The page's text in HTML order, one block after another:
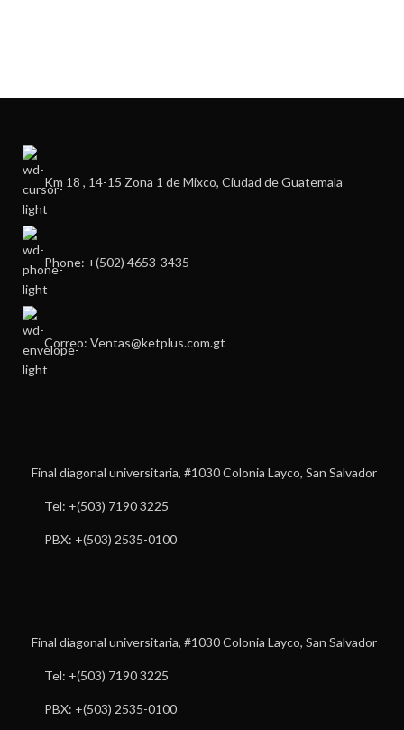
Km 18 , 14-15 Zona 1 de Mixco, Ciudad de Guatemala
Phone: +(502) 4653-3435
Correo: Ventas@ketplus.com.gt
Final diagonal universitaria, #1030 Colonia Layco, San Salvador
Tel: +(503) 7190 3225
PBX: +(503) 2535-0100
Final diagonal universitaria, #1030 Colonia Layco, San Salvador
Tel: +(503) 7190 3225
PBX: +(503) 2535-0100